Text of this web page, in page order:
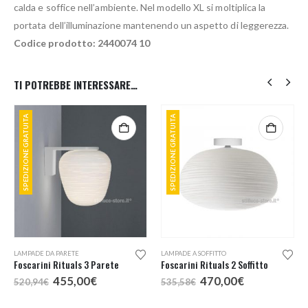
calda e soffice nell’ambiente. Nel modello XL si moltiplica la
portata dell’illuminazione mantenendo un aspetto di leggerezza.
Codice prodotto: 2440074 10
TI POTREBBE INTERESSARE…
SPEDIZIONE GRATUITA
LAMPADE DA PARETE
Foscarini Rituals 3 Parete
520,94€ Il
prezzo
455,00€Il
SPEDIZIONE GRATUITA
LAMPADE A SOFFITTO
Foscarini Rituals 2 Soffitto
535,58€ Il
prezzo
470,00€Il